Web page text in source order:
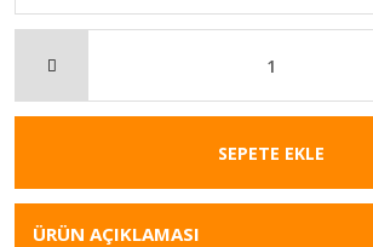
SEPETE EKLE
ÜRÜN AÇIKLAMASI